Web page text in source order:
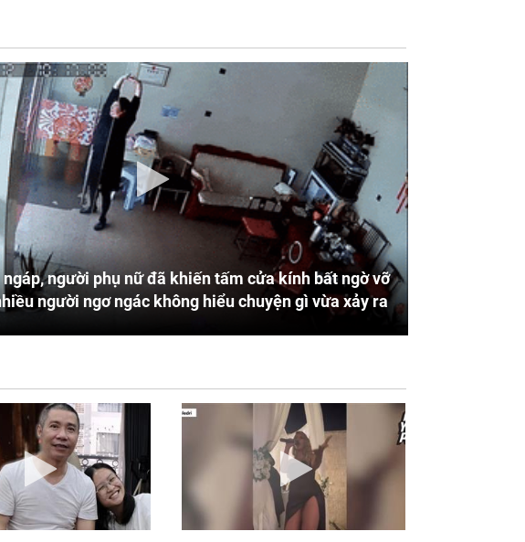
người phụ nữ đã khiến tấm cửa kính bất ngờ vỡ
người ngơ ngác không hiểu chuyện gì vừa xảy ra